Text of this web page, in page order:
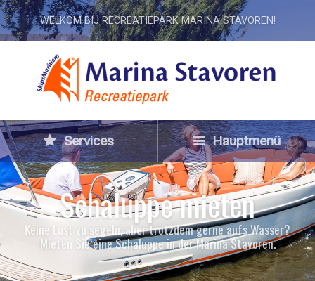
WELKOM BIJ RECREATIEPARK MARINA STAVOREN!
Services Hauptmenü
Schaluppe mieten
Keine Lust zu segeln, aber trotzdem gerne aufs Wasser?
Mieten Sie eine Schaluppe in der Marina Stavoren.